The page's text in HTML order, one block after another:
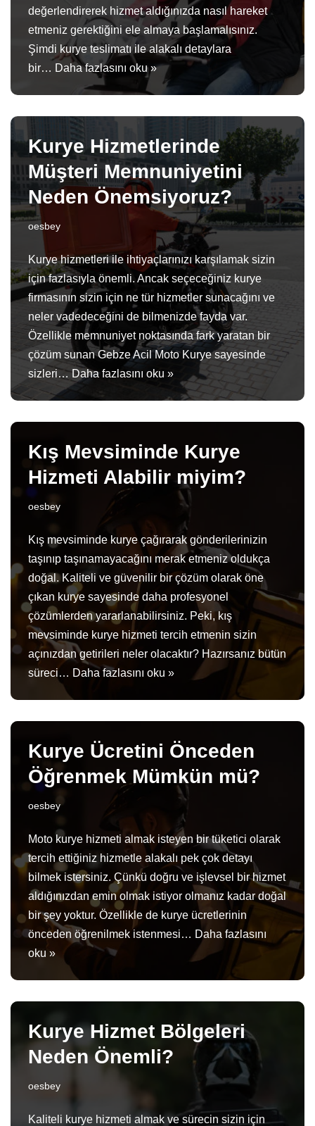
değerlendirerek hizmet aldığınızda nasıl hareket
etmeniz gerektiğini ele almaya başlamalısınız.
Şimdi kurye teslimatı ile alakalı detaylara
bir… Daha fazlasını oku »
Kurye Hizmetlerinde
Müşteri Memnuniyetini
Neden Önemsiyoruz?
oesbey
Kurye hizmetleri ile ihtiyaçlarınızı karşılamak sizin
için fazlasıyla önemli. Ancak seçeceğiniz kurye
firmasının sizin için ne tür hizmetler sunacağını ve
neler vadedeceğini de bilmenizde fayda var.
Özellikle memnuniyet noktasında fark yaratan bir
çözüm sunan Gebze Acil Moto Kurye sayesinde
sizleri…Daha fazlasını oku »
Kış Mevsiminde Kurye
Hizmeti Alabilir miyim?
oesbey
Kış mevsiminde kurye çağırarak gönderilerinizin
taşınıp taşınamayacağını merak etmeniz oldukça
doğal. Kaliteli ve güvenilir bir çözüm olarak öne
çıkan kurye sayesinde daha profesyonel
çözümlerden yararlanabilirsiniz. Peki, kış
mevsiminde kurye hizmeti tercih etmenin sizin
açınızdan getirileri neler olacaktır? Hazırsanız bütün
süreci… Daha fazlasını oku »
Kurye Ücretini Önceden
Öğrenmek Mümkün mü?
oesbey
Moto kurye hizmeti almak isteyen bir tüketici olarak
tercih ettiğiniz hizmetle alakalı pek çok detayı
bilmek istersiniz. Çünkü doğru ve işlevsel bir hizmet
aldığınızdan emin olmak istiyor olmanız kadar doğal
bir şey yoktur. Özellikle de kurye ücretlerinin
önceden öğrenilmek istenmesi… Daha fazlasını
oku »
Kurye Hizmet Bölgeleri
Neden Önemli?
oesbey
Kaliteli kurye hizmeti almak ve sürecin sizin için